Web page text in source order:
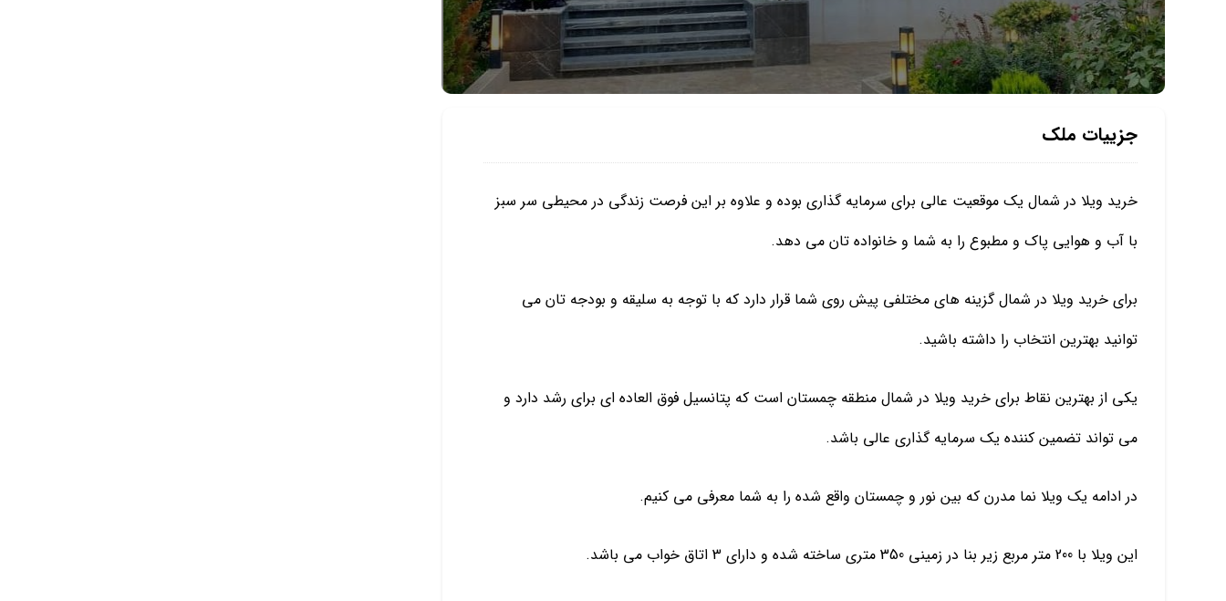
جزییات ملک
خرید ویلا در شمال یک موقعیت عالی برای سرمایه گذاری بوده و علاوه بر این فرصت زندگی در محیطی سر سبز
با آب و هوایی پاک و مطبوع را به شما و خانواده تان می دهد.
برای خرید ویلا در شمال گزینه های مختلفی پیش روی شما قرار دارد که با توجه به سلیقه و بودجه تان می
توانید بهترین انتخاب را داشته باشید.
یکی از بهترین نقاط برای خرید ویلا در شمال منطقه چمستان است که پتانسیل فوق العاده ای برای رشد دارد و
می تواند تضمین کننده یک سرمایه گذاری عالی باشد.
در ادامه یک ویلا نما مدرن که بین نور و چمستان واقع شده را به شما معرفی می کنیم.
این ویلا با 200 متر مربع زیر بنا در زمینی 350 متری ساخته شده و دارای 3 اتاق خواب می باشد.